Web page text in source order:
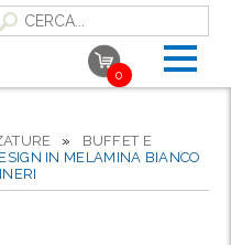
0
» BUFFET E
IN MELAMINA BIANCO